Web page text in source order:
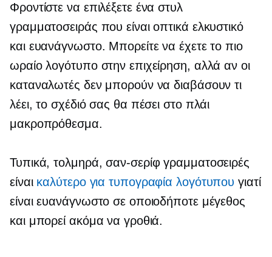
Φροντίστε να επιλέξετε ένα στυλ
γραμματοσειράς που είναι οπτικά ελκυστικό
και ευανάγνωστο. Μπορείτε να έχετε το πιο
ωραίο λογότυπο στην επιχείρηση, αλλά αν οι
καταναλωτές δεν μπορούν να διαβάσουν τι
λέει, το σχέδιό σας θα πέσει στο πλάι
μακροπρόθεσμα.
Τυπικά, τολμηρά,σαν-σερίφγραμματοσειρές
είναι καλύτερο για τυπογραφία λογότυπου γιατί
είναι ευανάγνωστο σε οποιοδήποτε μέγεθος
και μπορεί ακόμα να γροθιά.